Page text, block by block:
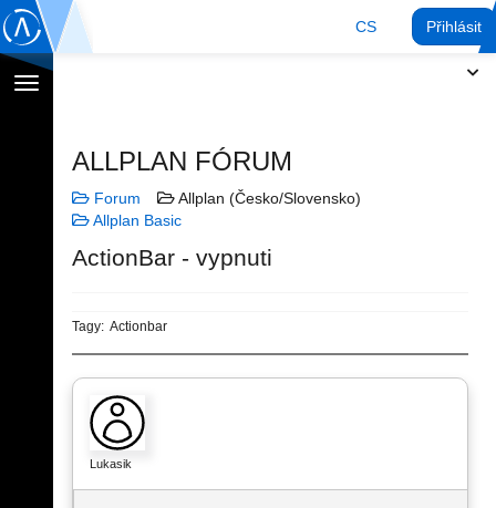
CS Přihlásit
Přepnout
ALLPLAN FÓRUM
Forum
Allplan (Česko/Slovensko)
Allplan Basic
ActionBar - vypnuti
Tagy: Actionbar
Lukasik